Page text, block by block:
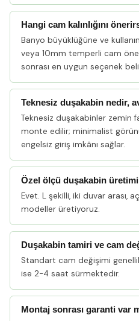
Hangi cam kalınlığını
Banyo büyüklüğüne ve
veya 10mm temperli cam
sonrası en uygun seçenek
Teknesiz duşakabin nedir,
Teknesiz duşakabinler zemin
monte edilir; minimalist
engelsiz giriş imkânı sağlar.
Özel ölçü duşakabin
Evet. L şekilli, iki duvar arası,
modeller üretiyoruz.
Duşakabin tamiri ve cam
Standart cam değişimi
ise 2-4 saat sürmektedir.
Montaj sonrası garanti var